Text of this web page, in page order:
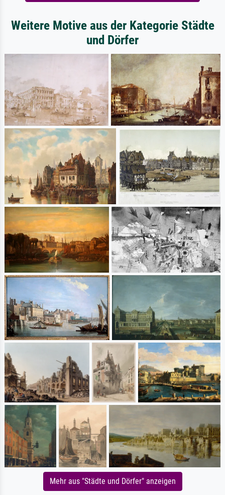
Weitere Motive aus der Kategorie Städte
und Dörfer
Mehr aus "Städte und Dörfer" anzeigen